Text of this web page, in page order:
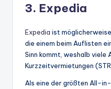
3. Expedia
Expedia ist
die einem beim Auflisten
Sinn kommt, weshalb viele
Kurzzeitvermietungen
Als eine der größten All-